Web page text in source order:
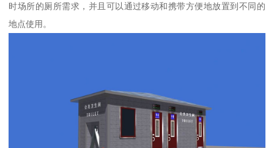
时场所的厕所需求，并且可以通过移动和携带方便地放置到不同的
地点使用。